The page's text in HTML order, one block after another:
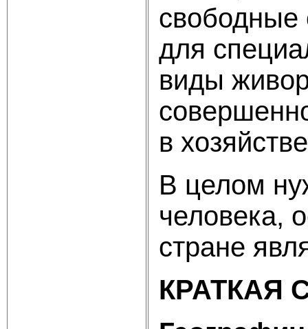
свободные
для
виды
в
В целом
человека,
стране
КРАТКАЯ